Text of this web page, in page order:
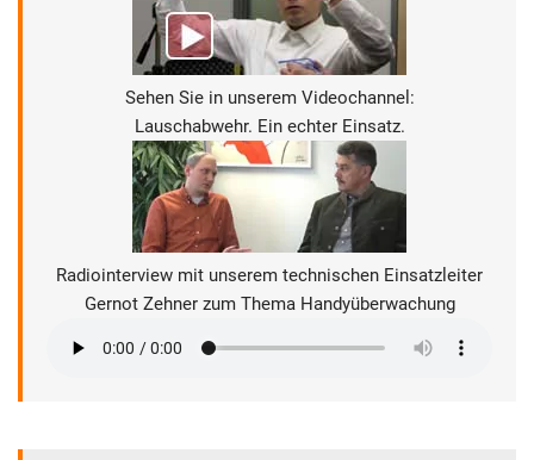
Sehen Sie in unserem Videochannel:
Lauschabwehr. Ein echter Einsatz.
Radiointerview mit unserem technischen Einsatzleiter
Gernot Zehner zum Thema Handyüberwachung